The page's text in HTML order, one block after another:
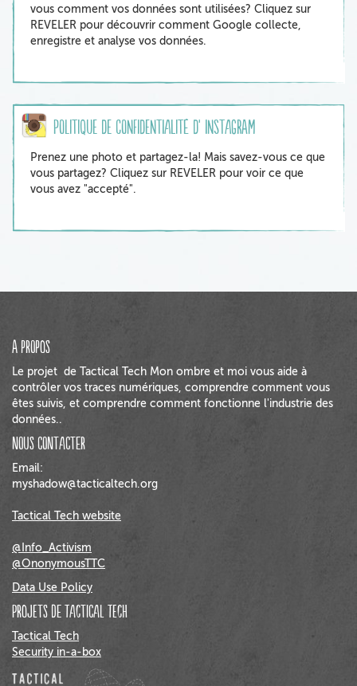
vous comment vos données sont utilisées? Cliquez sur
REVELER pour découvrir comment Google collecte,
enregistre et analyse vos données.
Politique de confidentialité d' Instagram
Prenez une photo et partagez-la! Mais savez-vous ce que
vous partagez? Cliquez sur REVELER pour voir ce que
vous avez "accepté".
a propos
Le projet de Tactical Tech Mon ombre et moi vous aide à
contrôler vos traces numériques, comprendre comment vous
êtes suivis, et comprendre comment fonctionne l'industrie des
données..
Nous contacter
Email:
myshadow@tacticaltech.org
Tactical Tech website
@Info_Activism
@OnonymousTTC
Data Use Policy
Projets de Tactical Tech
Tactical Tech
Security in-a-box